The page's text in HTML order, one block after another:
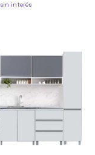
sin interés